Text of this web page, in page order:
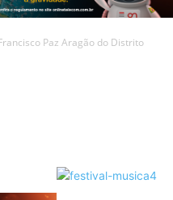
Paz Aragão do Distrito